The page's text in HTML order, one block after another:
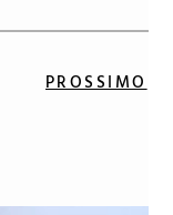
PROSSIMO